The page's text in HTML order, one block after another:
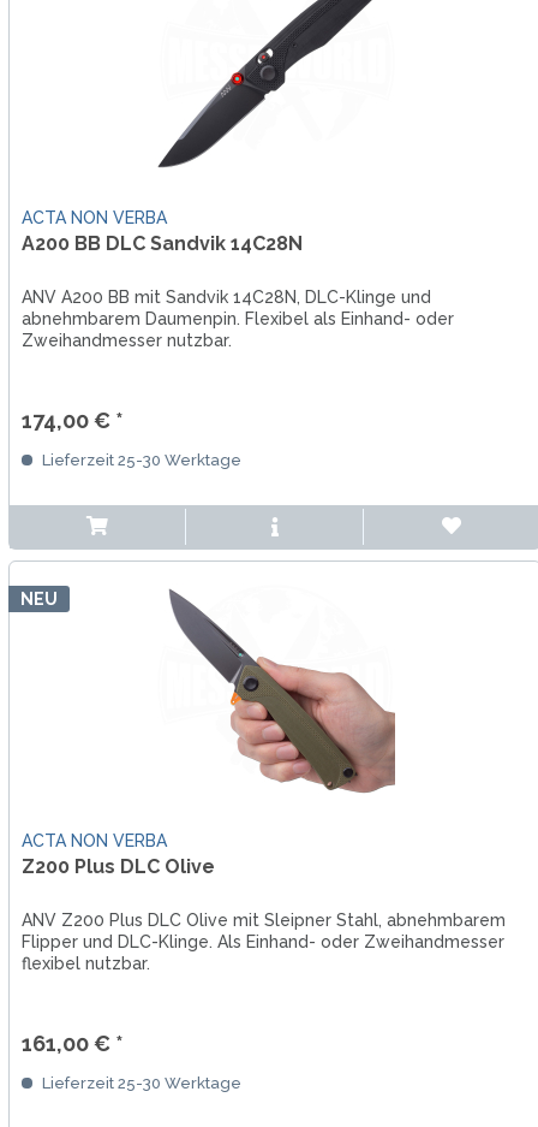
ACTA NON VERBA
A200 BB DLC Sandvik 14C28N
ANV A200 BB mit Sandvik 14C28N, DLC-Klinge und
abnehmbarem Daumenpin. Flexibel als Einhand- oder
Zweihandmesser nutzbar.
174,00 € *
Lieferzeit 25-30 Werktage
NEU
ACTA NON VERBA
Z200 Plus DLC Olive
ANV Z200 Plus DLC Olive mit Sleipner Stahl, abnehmbarem
Flipper und DLC-Klinge. Als Einhand- oder Zweihandmesser
flexibel nutzbar.
161,00 € *
Lieferzeit 25-30 Werktage